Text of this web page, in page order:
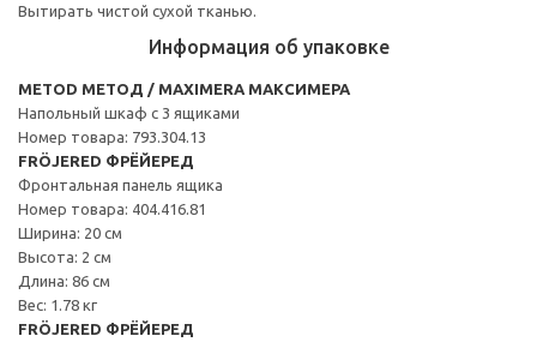
Вытирать чистой сухой тканью.
Информация об упаковке
METOD МЕТОД / MAXIMERA МАКСИМЕРА
Напольный шкаф с 3 ящиками
Номер товара: 793.304.13
FRÖJERED ФРЁЙЕРЕД
Фронтальная панель ящика
Номер товара: 404.416.81
Ширина: 20 см
Высота: 2 см
Длина: 86 см
Вес: 1.78 кг
FRÖJERED ФРЁЙЕРЕД